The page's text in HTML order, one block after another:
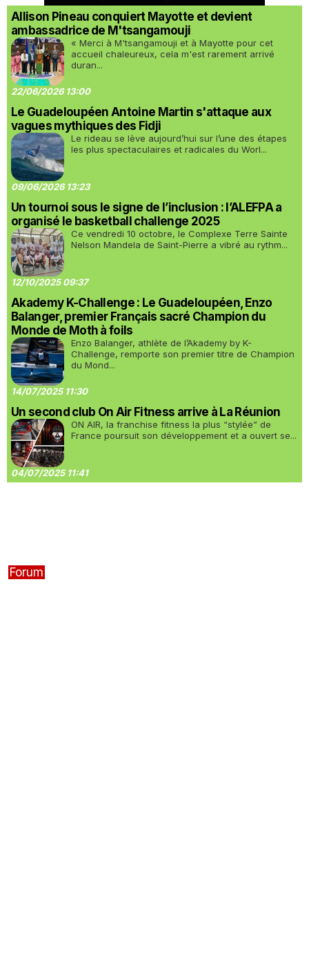
Allison Pineau conquiert Mayotte et devient
ambassadrice de M'tsangamouji
« Merci à M'tsangamouji et à Mayotte pour cet
accueil chaleureux, cela m'est rarement arrivé
duran...
22/06/2026 13:00
Le Guadeloupéen Antoine Martin s'attaque aux
vagues mythiques des Fidji
Le rideau se lève aujourd’hui sur l’une des étapes
les plus spectaculaires et radicales du Worl...
09/06/2026 13:23
Un tournoi sous le signe de l’inclusion : l’ALEFPA a
organisé le basketball challenge 2025
Ce vendredi 10 octobre, le Complexe Terre Sainte
Nelson Mandela de Saint-Pierre a vibré au rythm...
12/10/2025 09:37
Akademy K-Challenge : Le Guadeloupéen, Enzo
Balanger, premier Français sacré Champion du
Monde de Moth à foils
Enzo Balanger, athlète de l’Akademy by K-
Challenge, remporte son premier titre de Champion
du Mond...
14/07/2025 11:30
Un second club On Air Fitness arrive à La Réunion
ON AIR, la franchise fitness la plus “stylée” de
France poursuit son développement et a ouvert se...
04/07/2025 11:41
Forum